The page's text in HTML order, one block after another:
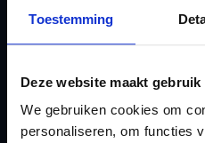
Toestemming
Deze website maakt
We gebruiken cookies om
personaliseren, om functies
Emigratie Pensioen BV
Flex BV oprichten of
omzetten